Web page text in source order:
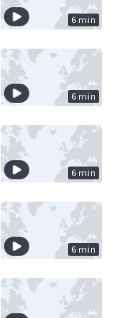
6 min
6 min
6 min
6 min